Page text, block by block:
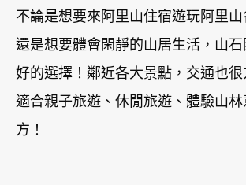
不論是想要來阿里山住宿遊玩阿里山
還是想要體會閑靜的山居生活，山
好的選擇！鄰近各大景點，交通也
適合親子旅遊、休閒旅遊、體驗山
方！